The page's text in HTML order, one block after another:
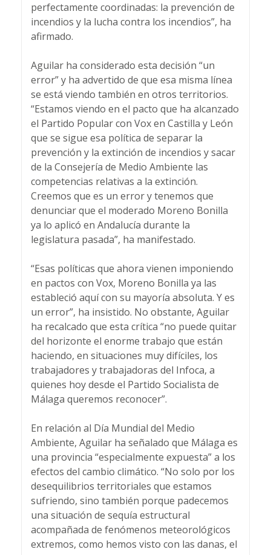
perfectamente coordinadas: la prevención de
incendios y la lucha contra los incendios”, ha
afirmado.
Aguilar ha considerado esta decisión “un
error” y ha advertido de que esa misma línea
se está viendo también en otros territorios.
“Estamos viendo en el pacto que ha alcanzado
el Partido Popular con Vox en Castilla y León
que se sigue esa política de separar la
prevención y la extinción de incendios y sacar
de la Consejería de Medio Ambiente las
competencias relativas a la extinción.
Creemos que es un error y tenemos que
denunciar que el moderado Moreno Bonilla
ya lo aplicó en Andalucía durante la
legislatura pasada”, ha manifestado.
“Esas políticas que ahora vienen imponiendo
en pactos con Vox, Moreno Bonilla ya las
estableció aquí con su mayoría absoluta. Y es
un error”, ha insistido. No obstante, Aguilar
ha recalcado que esta crítica “no puede quitar
del horizonte el enorme trabajo que están
haciendo, en situaciones muy difíciles, los
trabajadores y trabajadoras del Infoca, a
quienes hoy desde el Partido Socialista de
Málaga queremos reconocer”.
En relación al Día Mundial del Medio
Ambiente, Aguilar ha señalado que Málaga es
una provincia “especialmente expuesta” a los
efectos del cambio climático. “No solo por los
desequilibrios territoriales que estamos
sufriendo, sino también porque padecemos
una situación de sequía estructural
acompañada de fenómenos meteorológicos
extremos, como hemos visto con las danas, el